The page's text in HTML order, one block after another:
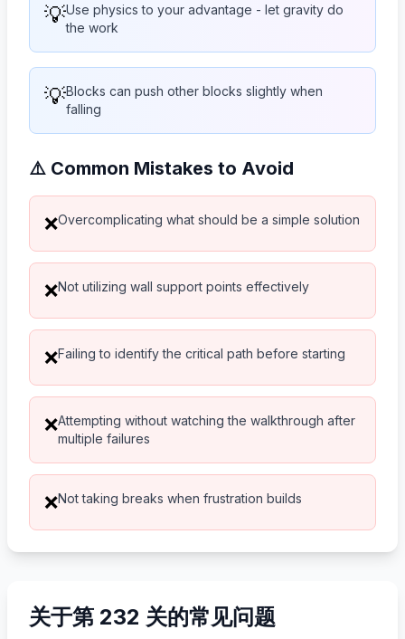
💡Use physics to your advantage - let gravity do
the work
💡Blocks can push other blocks slightly when
falling
⚠️ Common Mistakes to Avoid
❌Overcomplicating what should be a simple solution
❌Not utilizing wall support points effectively
❌Failing to identify the critical path before starting
❌Attempting without watching the walkthrough after
multiple failures
❌Not taking breaks when frustration builds
关于第 232 关的常见问题